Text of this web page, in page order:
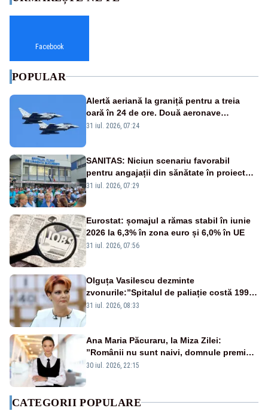
Facebook
POPULAR
Alertă aeriană la graniță pentru a treia
oară în 24 de ore. Două aeronave
Eurofighter britanice au fost ridicate de la
31 iul. 2026, 07:24
SANITAS: Niciun scenariu favorabil
pentru angajații din sănătate în proiectul
Legii salarizării
31 iul. 2026, 07:29
Eurostat: șomajul a rămas stabil în iunie
2026 la 6,3% în zona euro și 6,0% în UE
31 iul. 2026, 07:56
Olguța Vasilescu dezminte
zvonurile:”Spitalul de paliație costă 199
de milioane de euro, nu 500 de milioane”
31 iul. 2026, 08:33
Ana Maria Păcuraru, la Miza Zilei:
”Românii nu sunt naivi, domnule premier
Bolojan”
30 iul. 2026, 22:15
CATEGORII POPULARE